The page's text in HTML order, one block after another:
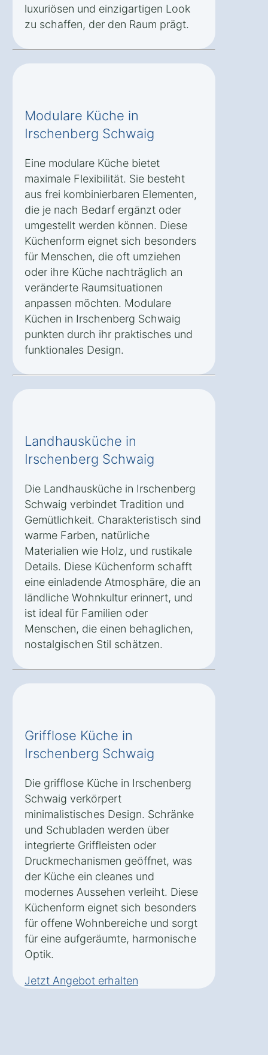
luxuriösen und einzigartigen Look
zu schaffen, der den Raum prägt.
Modulare Küche in
Irschenberg Schwaig
Eine modulare Küche bietet
maximale Flexibilität. Sie besteht
aus frei kombinierbaren Elementen,
die je nach Bedarf ergänzt oder
umgestellt werden können. Diese
Küchenform eignet sich besonders
für Menschen, die oft umziehen
oder ihre Küche nachträglich an
veränderte Raumsituationen
anpassen möchten. Modulare
Küchen in Irschenberg Schwaig
punkten durch ihr praktisches und
funktionales Design.
Landhausküche in
Irschenberg Schwaig
Die Landhausküche in Irschenberg
Schwaig verbindet Tradition und
Gemütlichkeit. Charakteristisch sind
warme Farben, natürliche
Materialien wie Holz, und rustikale
Details. Diese Küchenform schafft
eine einladende Atmosphäre, die an
ländliche Wohnkultur erinnert, und
ist ideal für Familien oder
Menschen, die einen behaglichen,
nostalgischen Stil schätzen.
Grifflose Küche in
Irschenberg Schwaig
Die grifflose Küche in Irschenberg
Schwaig verkörpert
minimalistisches Design. Schränke
und Schubladen werden über
integrierte Griffleisten oder
Druckmechanismen geöffnet, was
der Küche ein cleanes und
modernes Aussehen verleiht. Diese
Küchenform eignet sich besonders
für offene Wohnbereiche und sorgt
für eine aufgeräumte, harmonische
Optik.
Jetzt Angebot erhalten